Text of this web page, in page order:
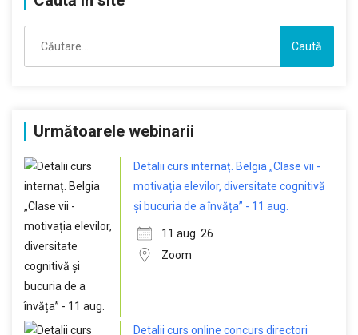
după:
Următoarele webinarii
Detalii curs internaț. Belgia „Clase vii -
motivația elevilor, diversitate cognitivă
și bucuria de a învăța” - 11 aug.
11 aug. 26
Zoom
Detalii curs online concurs directori